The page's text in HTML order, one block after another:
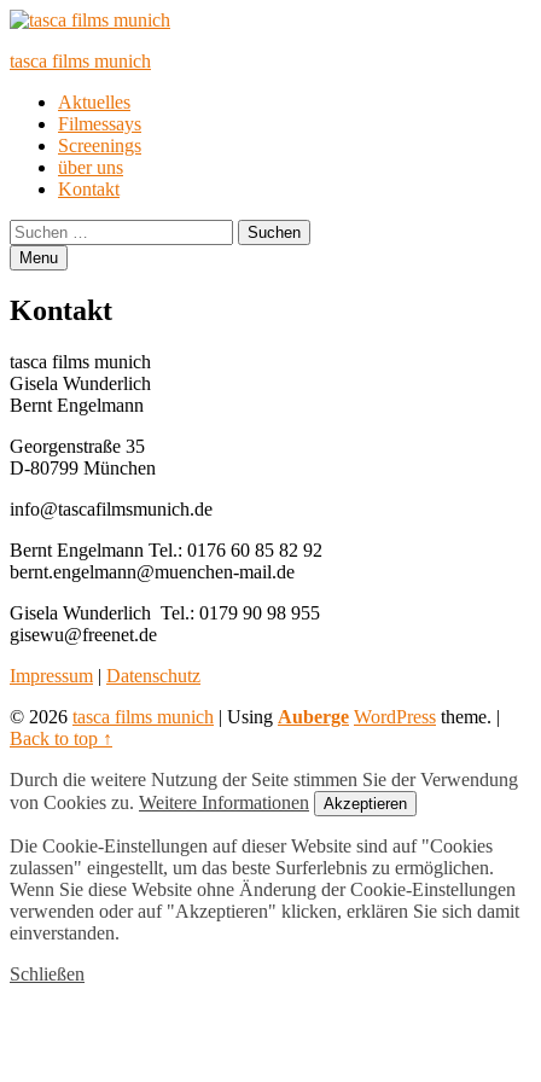
tasca films munich
Primary
Menu
Aktuelles
Filmessays
Screenings
über uns
Kontakt
Search
Suchen
nach:
Menu
Kontakt
tasca films munich
Gisela Wunderlich
Bernt Engelmann
Georgenstraße 35
D-80799 München
info@tascafilmsmunich.de
Bernt Engelmann Tel.: 0176 60 85 82 92
bernt.engelmann@muenchen-mail.de
Gisela Wunderlich Tel.: 0179 90 98 955
gisewu@freenet.de
Footer
sidebar
Impressum | Datenschutz
© 2026 tasca films munich | Using Auberge WordPress theme. |
Back to top ↑
Durch die weitere Nutzung der Seite stimmen Sie der Verwendung
von Cookies zu. Weitere Informationen Akzeptieren
Die Cookie-Einstellungen auf dieser Website sind auf "Cookies
zulassen" eingestellt, um das beste Surferlebnis zu ermöglichen.
Wenn Sie diese Website ohne Änderung der Cookie-Einstellungen
verwenden oder auf "Akzeptieren" klicken, erklären Sie sich damit
einverstanden.
Schließen